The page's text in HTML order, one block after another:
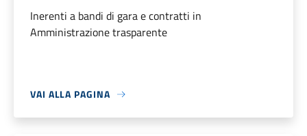
Inerenti a bandi di gara e contratti in
Amministrazione trasparente
VAI ALLA PAGINA